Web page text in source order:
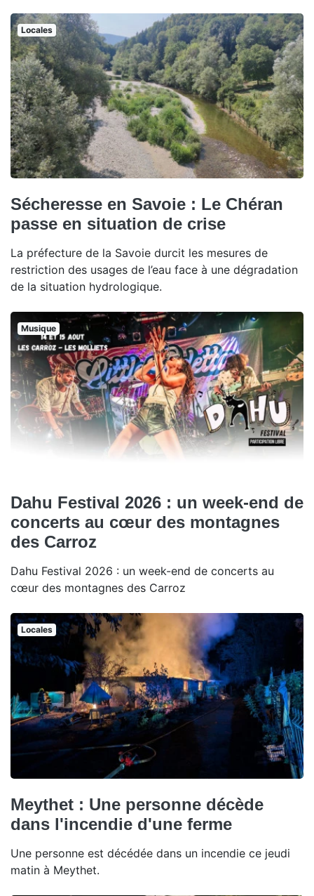
Locales
Sécheresse en Savoie : Le Chéran
passe en situation de crise
La préfecture de la Savoie durcit les mesures de
restriction des usages de l’eau face à une dégradation
de la situation hydrologique.
Musique
Dahu Festival 2026 : un week-end de
concerts au cœur des montagnes
des Carroz
Dahu Festival 2026 : un week-end de concerts au
cœur des montagnes des Carroz
Locales
Meythet : Une personne décède
dans l'incendie d'une ferme
Une personne est décédée dans un incendie ce jeudi
matin à Meythet.